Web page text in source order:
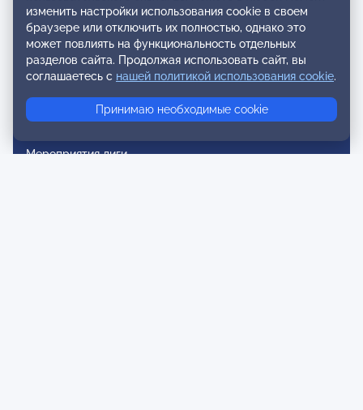
Реестр аккредитованных супервизоров
Реестр СРО
Сертификация
Экспертиза и регистрация авторских продуктов
Мероприятия лиги
изменить настройки использования cookie в своем
браузере или отключить их полностью, однако это
может повлиять на функциональность отдельных
разделов сайта. Продолжая использовать сайт, вы
соглашаетесь с нашей политикой использования cookie.
Принимаю необходимые cookie